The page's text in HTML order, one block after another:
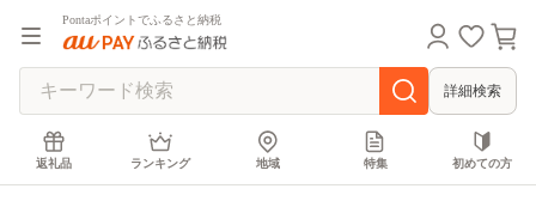
Pontaポイントでふるさと納税
詳細検索
返礼品 ランキング 地域 特集 初めての方